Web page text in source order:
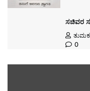
ಸಚಿವರ
0